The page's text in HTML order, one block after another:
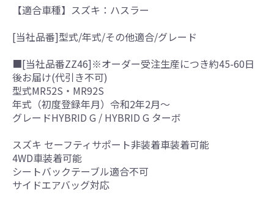
【適合車種】スズキ：ハスラー
[当社品番]型式/年式/その他適合/グレード
■[当社品番ZZ46]※オーダー受注生産につき約45-60日
後お届け(代引き不可)
型式MR52S・MR92S
年式（初度登録年月）令和2年2月～
グレードHYBRID G / HYBRID G ターボ
スズキ セーフティサポート非装着車装着可能
4WD車装着可能
シートバックテーブル適合不可
サイドエアバッグ対応